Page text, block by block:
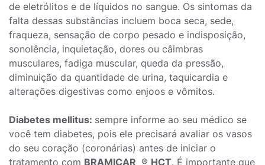
de eletrólitos e de líquidos no sangue. Os sintomas da
falta dessas substâncias incluem boca seca, sede,
fraqueza, sensação de corpo pesado e indisposição,
sonolência, inquietação, dores ou câimbras
musculares, fadiga muscular, queda da pressão,
diminuição da quantidade de urina, taquicardia e
alterações digestivas como enjoos e vômitos.
Diabetes mellitus: sempre informe ao seu médico se
você tem diabetes, pois ele precisará avaliar os vasos
do seu coração (coronárias) antes de iniciar o
tratamento com BRAMICAR ® HCT. É importante que